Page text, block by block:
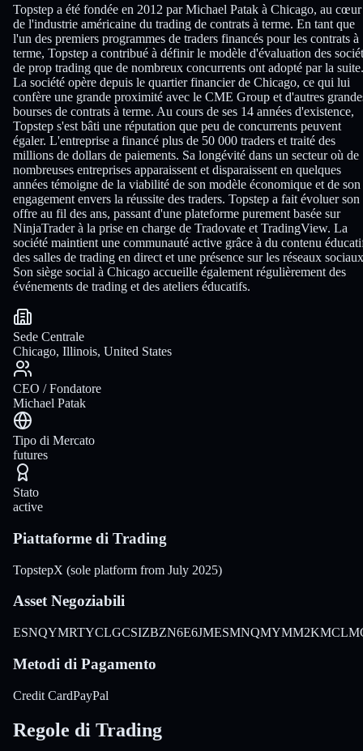
Topstep a été fondée en 2012 par Michael Patak à Chicago, au cœur
de l'industrie américaine du trading de contrats à terme. En tant que
l'un des premiers programmes de traders financés pour les contrats à
terme, Topstep a contribué à définir le modèle d'évaluation des
de prop trading que de nombreux concurrents ont adopté par la suite.
La société opère depuis le quartier financier de Chicago, ce qui lui
confère une grande proximité avec le CME Group et d'autres
bourses de contrats à terme. Au cours de ses 14 années d'existence,
Topstep s'est bâti une réputation que peu de concurrents peuvent
égaler. L'entreprise a financé plus de 50 000 traders et traité des
millions de dollars de paiements. Sa longévité dans un secteur où de
nombreuses entreprises apparaissent et disparaissent en quelques
années témoigne de la viabilité de son modèle économique et de son
engagement envers la réussite des traders. Topstep a fait évoluer son
offre au fil des ans, passant d'une plateforme purement basée sur
NinjaTrader à la prise en charge de Tradovate et TradingView. La
société maintient une communauté active grâce à du contenu
des salles de trading en direct et une présence sur les réseaux
Son siège social à Chicago accueille également régulièrement des
événements de trading et des ateliers éducatifs.
Sede Centrale
Chicago, Illinois, United States
CEO / Fondatore
Michael Patak
Tipo di Mercato
futures
Stato
active
Piattaforme di Trading
TopstepX (sole platform from July 2025)
Asset Negoziabili
ESNQYMRTYCLGCSIZBZN6E6JMESMNQMYMM2KMCL
Metodi di Pagamento
Credit CardPayPal
Regole di Trading